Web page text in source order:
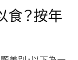
食？按年